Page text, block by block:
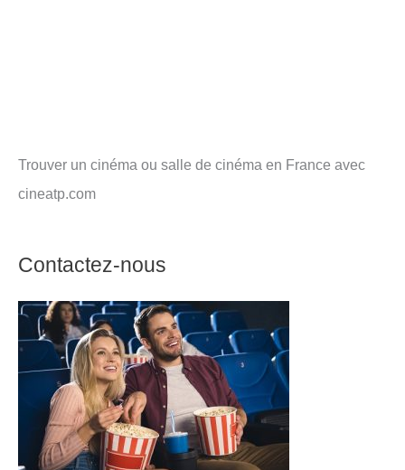
Trouver un cinéma ou salle de cinéma en France avec
cineatp.com
Contactez-nous